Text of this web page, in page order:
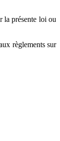
la présente loi ou
règlements sur